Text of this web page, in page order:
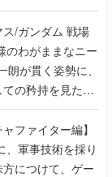
ンダム 戦場
のわがままなニー
が貫く姿勢に、
の矜持を見た
ファイター編】
、軍事技術を採り
につけて、ゲー